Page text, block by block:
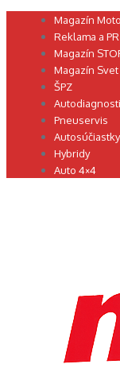
Preskočiť Magazín
Reklama a PR
Magazín
Magazín
ŠPZ
Pneuservis
Autosúčiastky
Hybridy
Auto 4×4